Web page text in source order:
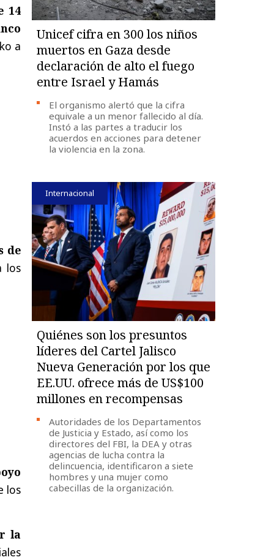
14
a
de
los
los
la
Unicef cifra en 300 los niños
muertos en Gaza desde
declaración de alto el fuego
entre Israel y Hamás
El organismo alertó que la cifra
equivale a un menor fallecido al día.
Instó a las partes a traducir los
acuerdos en acciones para detener
la violencia en la zona.
Internacional
Quiénes son los presuntos
líderes del Cartel Jalisco
Nueva Generación por los que
EE.UU. ofrece más de US$100
millones en recompensas
Autoridades de los Departamentos
de Justicia y Estado, así como los
directores del FBI, la DEA y otras
agencias de lucha contra la
delincuencia, identificaron a siete
hombres y una mujer como
cabecillas de la organización.